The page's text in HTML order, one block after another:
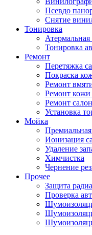
Псевдо
Снятие
Тонировка
Тонировка
Ремонт
Перетяжка
Покраска
Ремонт
Ремонт кожи
Ремонт
Установка
Мойка
Ионизация
Удаление
Химчистка
Чернение
Прочее
Защита
Проверка